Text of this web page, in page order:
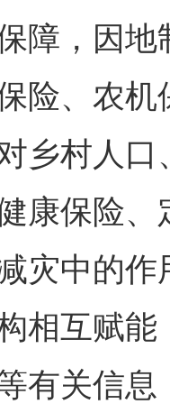
障，因
险、农
乡村人
康保险
灾中的
相互赋
有关信